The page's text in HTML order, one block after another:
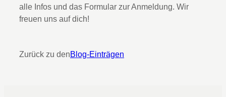
alle Infos und das Formular zur Anmeldung. Wir
freuen uns auf dich!
Zurück zu denBlog-Einträgen